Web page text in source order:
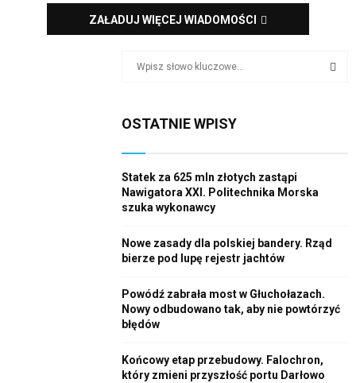
ZAŁADUJ WIĘCEJ WIADOMOŚCI
c
o
r
:
OSTATNIE WPISY
Statek za 625 mln złotych zastąpi
Nawigatora XXI. Politechnika Morska
szuka wykonawcy
Nowe zasady dla polskiej bandery. Rząd
bierze pod lupę rejestr jachtów
Powódź zabrała most w Głuchołazach.
Nowy odbudowano tak, aby nie powtórzyć
błędów
Końcowy etap przebudowy. Falochron,
który zmieni przyszłość portu Darłowo